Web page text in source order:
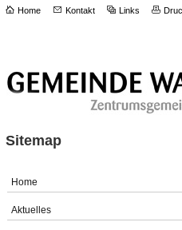
Home Kontakt Links
Sitemap
Home
Aktuelles